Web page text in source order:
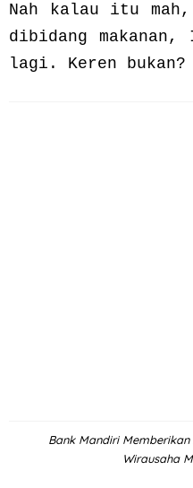
Nah kalau itu
dibidang makanan,
lagi. Keren bukan?
Bank Mandiri
Wirausaha